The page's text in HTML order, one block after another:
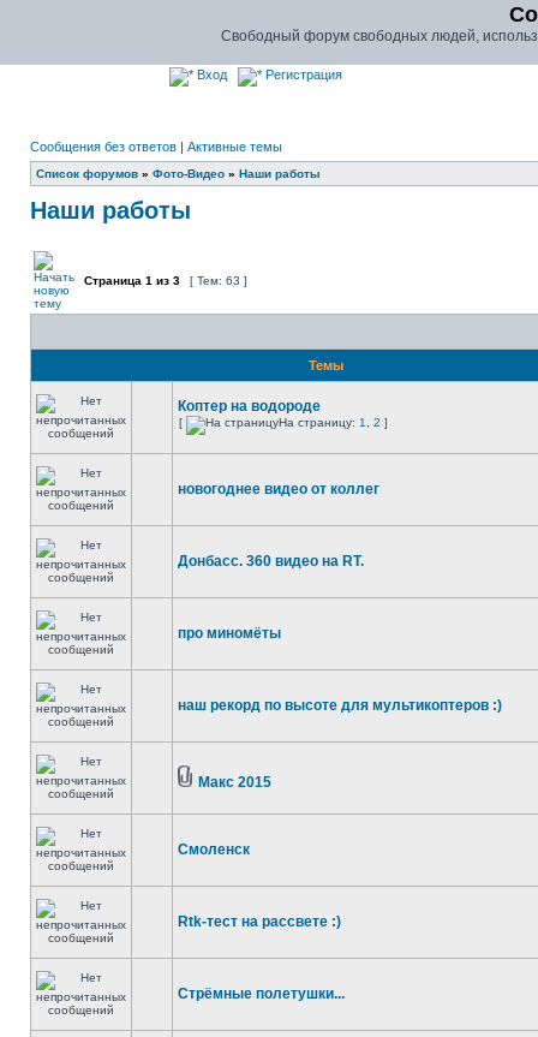
Свободный форум свободных людей,
Вход Регистрация
Сообщения без ответов | Активные темы
Список форумов » Фото-Видео » Наши работы
Наши работы
Страница 1 из 3 [ Тем: 63 ]
Темы
Коптер на водороде
[ На страницу: 1 2 ]
новогоднее видео от коллег
Донбасс. 360 видео на RT.
про миномёты
наш рекорд по высоте для мультикоптеров :)
Макс 2015
Смоленск
Rtk-тест на рассвете :)
Стрёмные полетушки...